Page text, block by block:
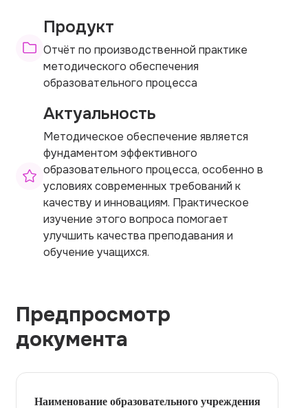
Продукт
Отчёт по производственной практике
методического обеспечения
образовательного процесса
Актуальность
Методическое обеспечение является
фундаментом эффективного
образовательного процесса, особенно в
условиях современных требований к
качеству и инновациям. Практическое
изучение этого вопроса помогает
улучшить качества преподавания и
обучение учащихся.
Предпросмотр
документа
Наименование образовательного учреждения